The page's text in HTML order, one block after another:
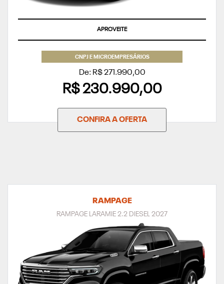
APROVEITE
CNPJ E MICROEMPRESÁRIOS
De: R$ 271.990,00
R$ 230.990,00
CONFIRA A OFERTA
RAMPAGE
RAMPAGE LARAMIE 2.2 DIESEL 2027